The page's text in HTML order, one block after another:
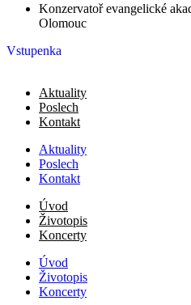
Konzervatoř evangelické
Olomouc
Vstupenka
Aktuality
Poslech
Kontakt
Aktuality
Poslech
Kontakt
Úvod
Životopis
Koncerty
Úvod
Životopis
Koncerty